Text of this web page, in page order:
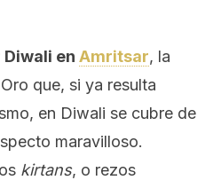
en Amritsar, la
que, si ya resulta
en Diwali se cubre de
maravilloso.
kirtans, o rezos